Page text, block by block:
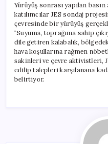
Yürüyüş sonrası yapılan basın
katılımcılar JES sondaj
çevresinde bir yürüyüş
“Suyuma, toprağıma sahip
dile getiren kalabalık,
hava koşullarına rağmen
sakinleri ve çevre aktivistleri,
edilip talepleri karşılanana
belirtiyor.